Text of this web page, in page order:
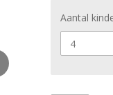
Aantal